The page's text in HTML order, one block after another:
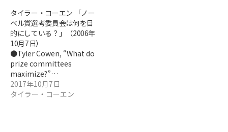
タイラー・コーエン 「ノー
ベル賞選考委員会は何を目
的にしている？」（2006年
10月7日）
●Tyler Cowen, “What do
prize committees
maximize?”…
2017年10月7日
タイラー・コーエン